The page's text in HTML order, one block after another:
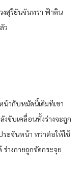
งสุริยันจันทรา ฟ้าดิน
ว
ากับหมัดนี้เดิมทีเขา
ขับเคลื่อนทั้งร่างจะถูก
ะจันหน้า ทว่าต่อให้ใช้
างกายถูกซัดกระจุย